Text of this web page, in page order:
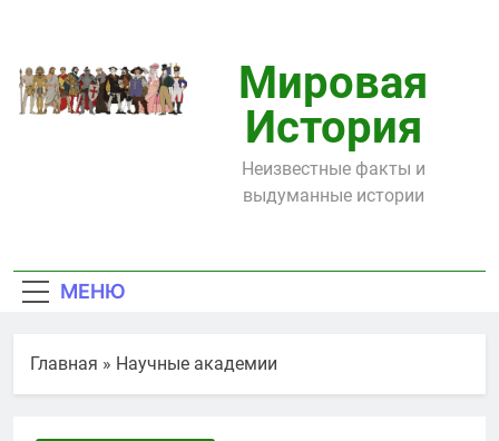
содержимому
Мировая
История
Неизвестные факты и
выдуманные истории
МЕНЮ
Главная » Научные академии